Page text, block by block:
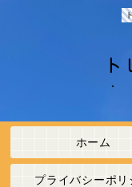
ホーム
プライバシーポリ